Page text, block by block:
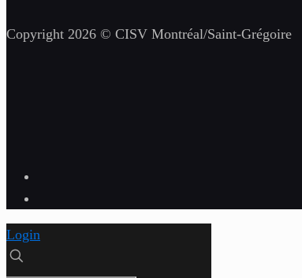
Copyright 2026 © CISV Montréal/Saint-Grégoire
Login